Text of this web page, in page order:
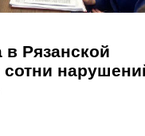
в Рязанской